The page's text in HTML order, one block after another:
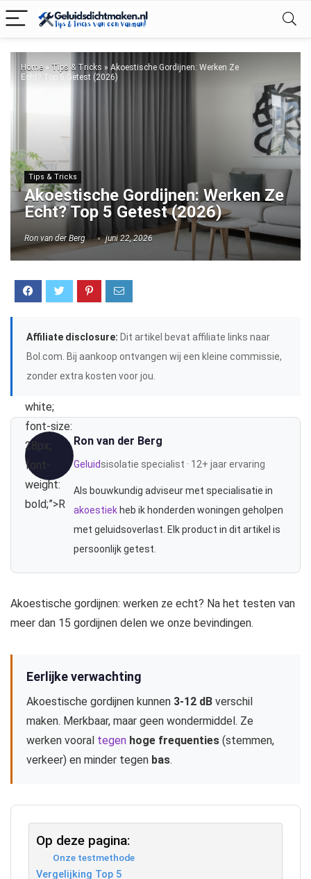
Home » Tips & Tricks » Akoestische Gordijnen: Werken Ze
Echt? Top 5 Getest (2026)
Tips & Tricks
Akoestische Gordijnen: Werken Ze
Echt? Top 5 Getest (2026)
Ron van der Berg juni 22, 2026
Affiliate disclosure: Dit artikel bevat affiliate links naar
Bol.com. Bij aankoop ontvangen wij een kleine commissie,
zonder extra kosten voor jou.
white;
font-size:
28px;
font-
weight:
bold;”>R
Ron van der Berg
Geluidsisolatie specialist · 12+ jaar ervaring
Als bouwkundig adviseur met specialisatie in
akoestiek heb ik honderden woningen geholpen
met geluidsoverlast. Elk product in dit artikel is
persoonlijk getest.
Akoestische gordijnen: werken ze echt? Na het testen van
meer dan 15 gordijnen delen we onze bevindingen.
Eerlijke verwachting
Akoestische gordijnen kunnen 3-12 dB verschil
maken. Merkbaar, maar geen wondermiddel. Ze
werken vooral tegen hoge frequenties (stemmen,
verkeer) en minder tegen bas.
Op deze pagina:
Onze testmethode
Vergelijking Top 5